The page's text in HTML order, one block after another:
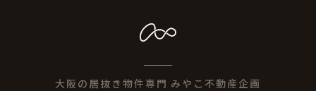
大阪の居抜き物件専門 みやこ不動産企画